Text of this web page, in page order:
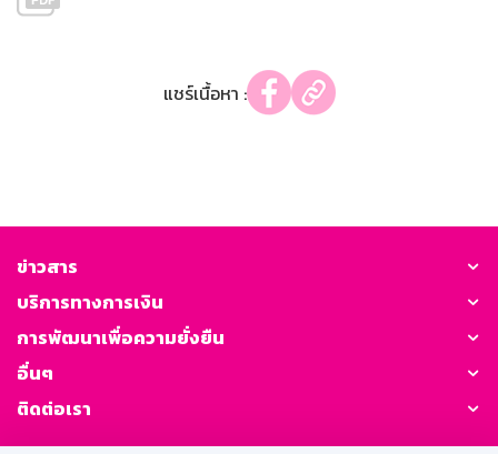
แชร์เนื้อหา :
ข่าวสาร
บริการทางการเงิน
การพัฒนาเพื่อความยั่งยืน
อื่นๆ
ติดต่อเรา